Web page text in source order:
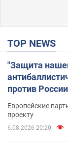
TOP NEWS
"Защита
против
Европейские
проекту
6.08.2026 20:20